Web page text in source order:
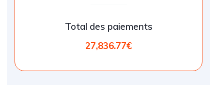
Total des paiements
27,836.77€